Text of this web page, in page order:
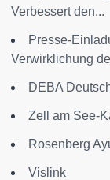
Verbessert den...
Presse-
Verwirklichung
DEBA
Zell am See-
Rosenberg
Vislink